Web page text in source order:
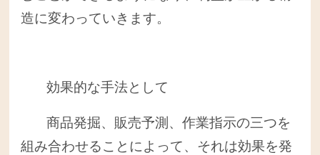
造に変わっていきます。
効果的な手法として
商品発掘、販売予測、作業指示の三つを
組み合わせることによって、それは効果を発